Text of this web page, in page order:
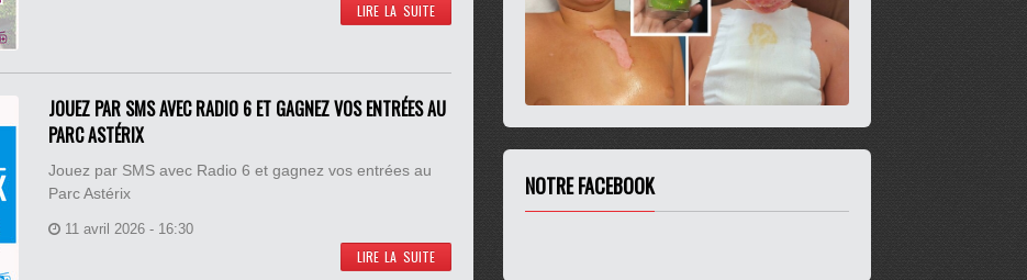
LIRE LA SUITE
JOUEZ PAR SMS AVEC RADIO 6 ET GAGNEZ VOS ENTRÉES AU
PARC ASTÉRIX
Jouez par SMS avec Radio 6 et gagnez vos entrées au
Parc Astérix
11 avril 2026 - 16:30
LIRE LA SUITE
NOTRE FACEBOOK